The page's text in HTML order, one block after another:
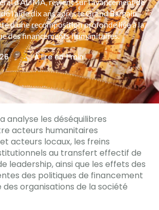
l’aide dix ans après le Grand Bargain,
d’une recomposition profonde liée à la
des financements humanitaires.
À lire en 1 min
analyse les déséquilibres
acteurs humanitaires
acteurs locaux, les freins
au transfert effectif de
leadership, ainsi que les effets des
des politiques de financement
des organisations de la société